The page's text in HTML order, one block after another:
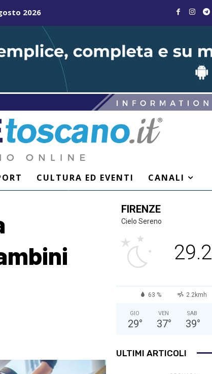
2026
CULTURA ED EVENTI CANALI
FIRENZE
Cielo Sereno
29.2
63 % 2.2kmh
GIO
29°
VEN
37°
SAB
39°
ULTIMI ARTICOLI